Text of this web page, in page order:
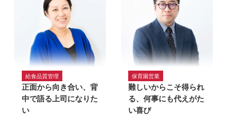
給食品質管理
正面から向き合い、背
中で語る上司になりた
い
保育園営業
難しいからこそ得られ
る、何事にも代えがた
い喜び